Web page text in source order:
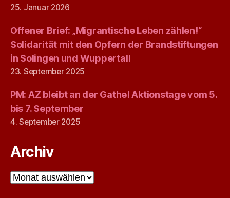
25. Januar 2026
Offener Brief: „Migrantische Leben zählen!“
Solidarität mit den Opfern der Brandstiftungen
in Solingen und Wuppertal!
23. September 2025
PM: AZ bleibt an der Gathe! Aktionstage vom 5.
bis 7. September
4. September 2025
Archiv
Archiv